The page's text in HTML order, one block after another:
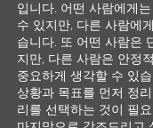
입니다. 어떤 사람에게
수 있지만, 다른 사람에
습니다. 또 어떤 사람은
지만, 다른 사람은 안정
중요하게 생각할 수 있
상황과 목표를 먼저 정
리를 선택하는 것이 필